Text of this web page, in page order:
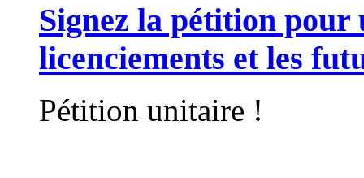
Signez la pétition pour
licenciements et les
Pétition unitaire !